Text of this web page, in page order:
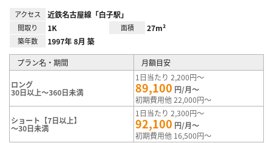
アクセス 近鉄名古屋線「白子駅」
間取り 1K 面積 27m²
築年数 1997年 8月 築
プラン名・期間 月額目安
ロング
30日以上～360日未満
1日当たり 2,200円～
89,100 円/月～
初期費用他 22,000円～
ショート【7日以上】
～30日未満
1日当たり 2,300円～
92,100 円/月～
初期費用他 16,500円～